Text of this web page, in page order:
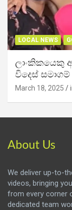
LOCAL NEWS
ලාංකිකයෙකු
විදෙස්
March 18, 2025
About Us
We deliver up-to-
videos, bringing
from every corner
dedicated team